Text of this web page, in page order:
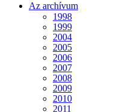
Az archívum
1998
1999
2004
2005
2006
2007
2008
2009
2010
2011